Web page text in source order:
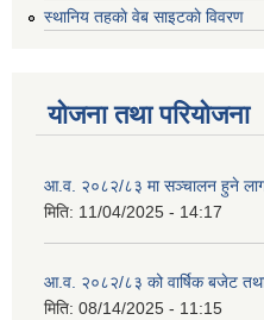
स्थानिय तहकाे वेब साइटकाे विवरण
योजना तथा परियोजना
आ.व. २०८२/८३ मा सञ्चालन हुने
मिति: 11/04/2025 - 14:17
आ.व. २०८२/८३ को वार्षिक बजेट
मिति: 08/14/2025 - 11:15